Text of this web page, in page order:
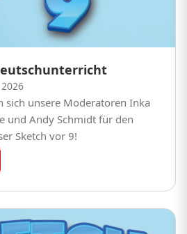
sich unsere Moderatoren Inka
und Andy Schmidt für den
Sketch vor 9!